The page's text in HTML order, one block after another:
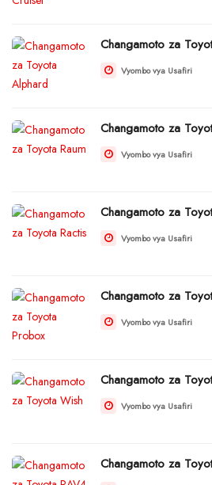
Changamoto za
Vyombo vya Usafiri
Changamoto za
Vyombo vya Usafiri
Changamoto za
Vyombo vya Usafiri
Changamoto za
Vyombo vya Usafiri
Changamoto za
Vyombo vya Usafiri
Changamoto za